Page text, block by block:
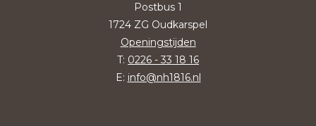
Postbus 1
1724 ZG Oudkarspel
Openingstijden
T: 0226 - 33 18 16
E: info@nh1816.nl